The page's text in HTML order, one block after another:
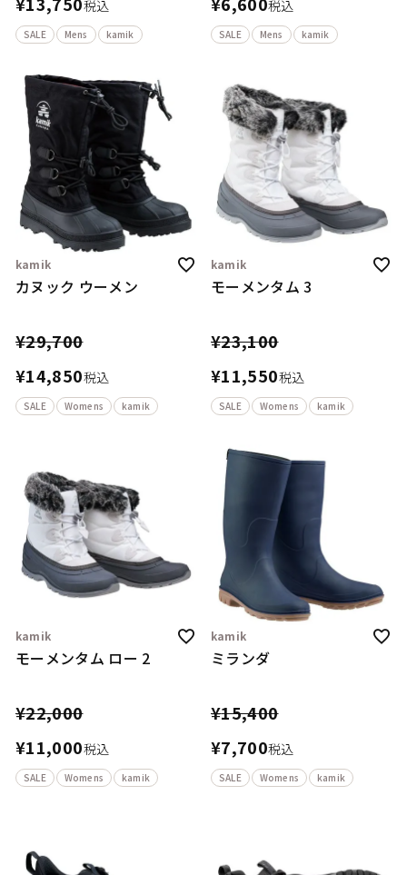
税込
SALE Mens kamik
税込
SALE Mens kamik
kamik
カヌック ウーメン
¥29,700
¥14,850税込
SALE Womens kamik
kamik
モーメンタム 3
¥23,100
¥11,550税込
SALE Womens kamik
kamik
モーメンタム ロー 2
¥22,000
¥11,000税込
SALE Womens kamik
kamik
ミランダ
¥15,400
¥7,700税込
SALE Womens kamik